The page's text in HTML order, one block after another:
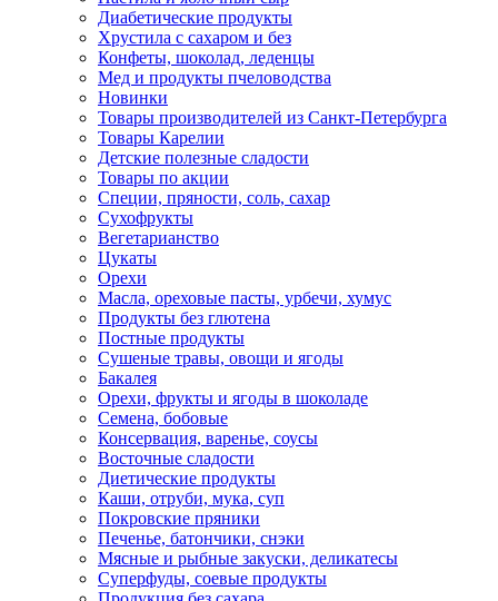
Диабетические продукты
Хрустила с сахаром и без
Конфеты, шоколад, леденцы
Мед и продукты пчеловодства
Новинки
Товары производителей из Санкт-Петербурга
Товары Карелии
Детские полезные сладости
Товары по акции
Специи, пряности, соль, сахар
Сухофрукты
Вегетарианство
Цукаты
Орехи
Масла, ореховые пасты, урбечи, хумус
Продукты без глютена
Постные продукты
Сушеные травы, овощи и ягоды
Бакалея
Орехи, фрукты и ягоды в шоколаде
Семена, бобовые
Консервация, варенье, соусы
Восточные сладости
Диетические продукты
Каши, отруби, мука, суп
Покровские пряники
Печенье, батончики, снэки
Мясные и рыбные закуски, деликатесы
Суперфуды, соевые продукты